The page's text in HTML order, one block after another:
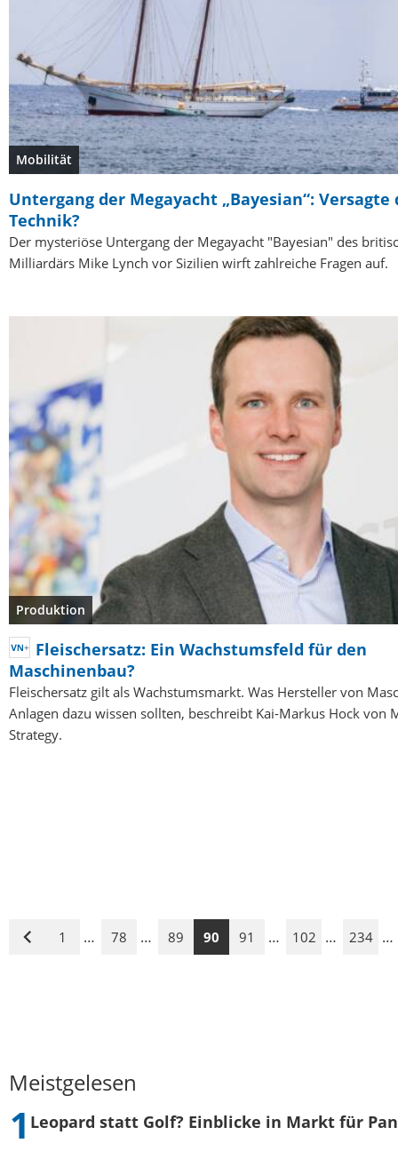
Mobilität
Untergang der Megayacht „Bayesian“: Versagte
Technik?
Der mysteriöse Untergang der Megayacht "Bayesian" des
Milliardärs Mike Lynch vor Sizilien wirft zahlreiche Fragen auf.
Produktion
Fleischersatz: Ein Wachstumsfeld für den
Maschinenbau?
Fleischersatz gilt als Wachstumsmarkt. Was Hersteller von
Anlagen dazu wissen sollten, beschreibt Kai-Markus Hock von
Strategy.
Vorige
1 … 78 … 89 90 91 … 102 … 234 …
Meistgelesen
Leopard statt Golf? Einblicke in Markt für